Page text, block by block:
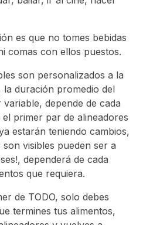
es que no tomes bebidas
comas con ellos puestos.
son personalizados a la
la duración promedio del
depende de cada
el primer par de alineadores
estarán teniendo cambios,
visibles pueden ser a
dependerá de cada
que requiera.
de TODO, solo debes
termines tus alimentos,